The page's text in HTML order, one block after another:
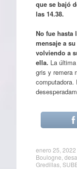
que se bajó
las 14.38.
No fue hasta
mensaje a
volviendo a
ella. La
gris y remera
computadora.
enero 25, 2022
Boulogne
Gredillas,